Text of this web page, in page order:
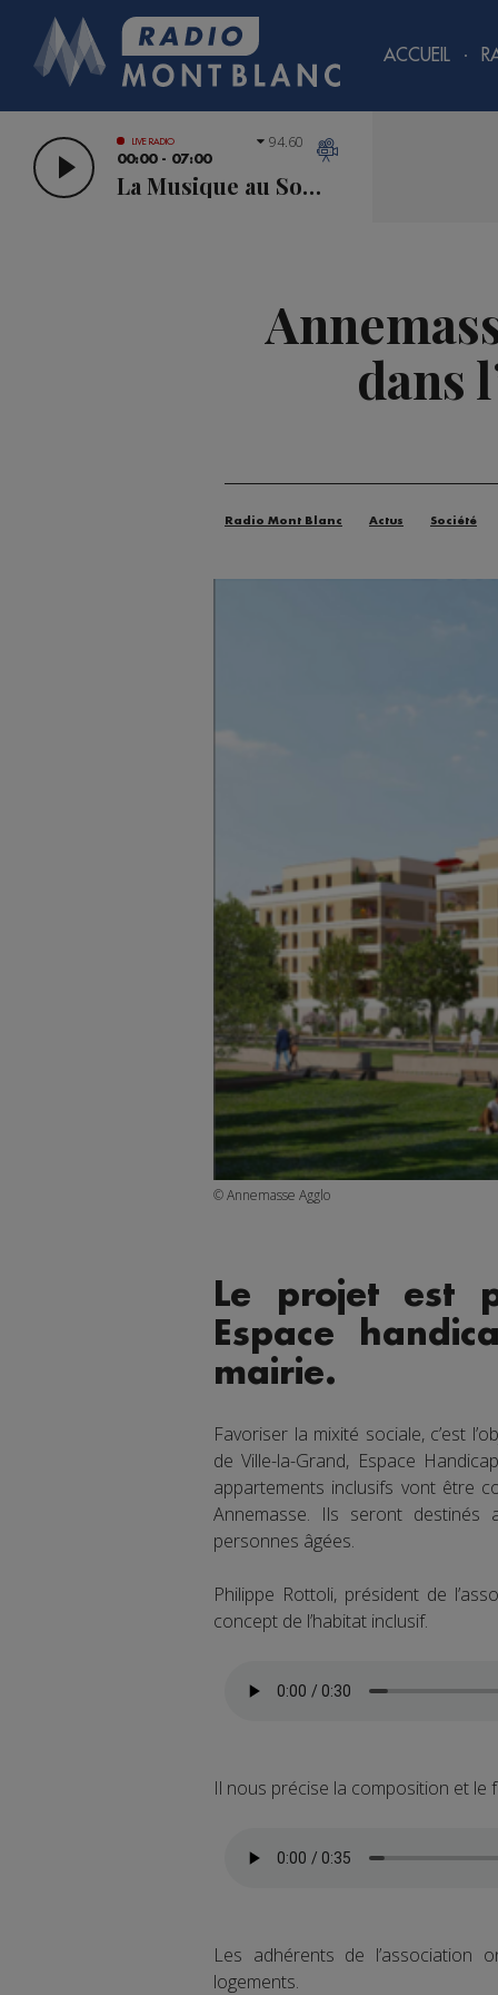
ACCUEIL
LIVE RADIO
00:00 - 07:00
La Musique au Sommet
94.60
dans
Radio Mont Blanc Actus Société
© Annemasse Agglo
Le projet est
Espace
mairie.
Favoriser la mixité sociale, c’est
de Ville-la-Grand, Espace
appartements inclusifs vont être
Annemasse. Ils seront
personnes âgées.
Philippe Rottoli, président de
concept de l’habitat inclusif.
Il nous précise la composition et
Les adhérents de l’association
logements.